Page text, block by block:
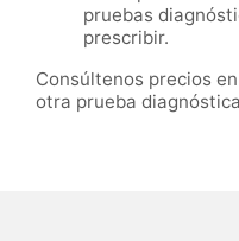
pruebas
prescribir.
Consúltenos precios
otra prueba